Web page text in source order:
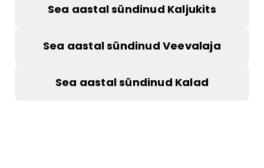
Sea aastal sündinud Kaljukits
Sea aastal sündinud Veevalaja
Sea aastal sündinud Kalad